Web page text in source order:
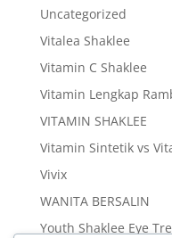
Uncategorized
Vitalea Shaklee
Vitamin C Shaklee
Vitamin Lengkap
VITAMIN SHAKLEE
Vitamin Sintetik vs
Vivix
WANITA BERSALIN
Youth Shaklee Eye